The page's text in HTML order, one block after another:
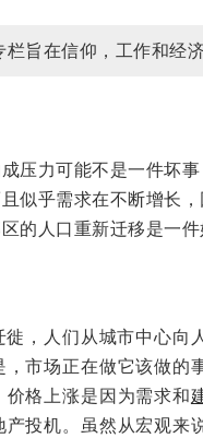
栏旨在信仰，工作和经
压力可能不是一件坏
似乎需求在不断增长
的人口重新迁移是一件
，人们从城市中心向
市场正在做它该做的
格上涨是因为需求和
产投机。虽然从宏观来